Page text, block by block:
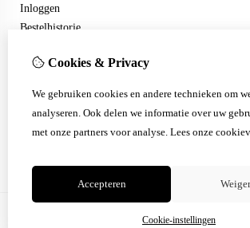
Inloggen
Bestelhistorie
Nieuwsbrief
Cookies & Privacy
We gebruiken cookies en andere technieken om
analyseren. Ook delen we informatie over uw
met onze partners voor analyse. Lees onze
Accepteren
Cookie-instellingen